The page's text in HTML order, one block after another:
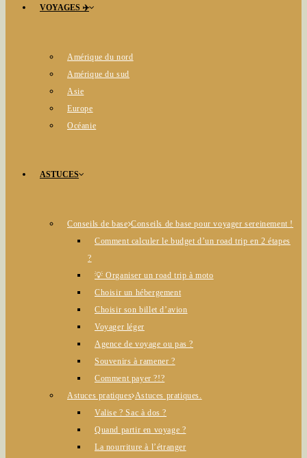
VOYAGES ✈️
Amérique du nord
Amérique du sud
Asie
Europe
Océanie
ASTUCES
Conseils de base Conseils de base pour voyager sereinement !
Comment calculer le budget d’un road trip en 2 étapes
?
💡 Organiser un road trip à moto
Choisir un hébergement
Choisir son billet d’avion
Voyager léger
Agence de voyage ou pas ?
Souvenirs à ramener ?
Comment payer ?!?
Astuces pratiques Astuces pratiques.
Valise ? Sac à dos ?
Quand partir en voyage ?
La nourriture à l’étranger